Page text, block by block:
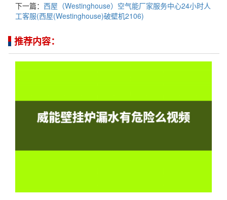
下一篇： 西屋（Westinghouse）空气能厂家服务中心24小时人
工客服(西屋(Westinghouse)破壁机2106)
推荐内容：